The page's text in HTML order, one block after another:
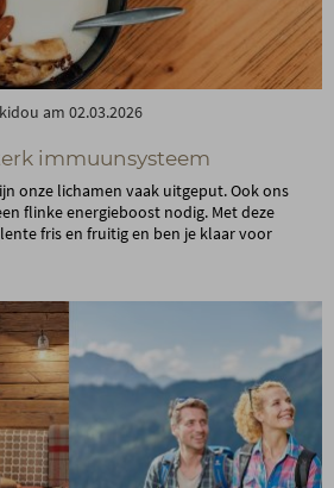
am 02.03.2026
immuunsysteem
onze lichamen vaak uitgeput. Ook ons
flinke energieboost nodig. Met deze
fris en fruitig en ben je klaar voor